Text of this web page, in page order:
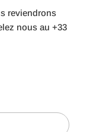
reviendrons
nous au+33